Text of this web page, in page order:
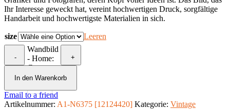
Ihr Interesse geweckt hat, vereint hochwertigen Druck, sorgfältige
Handarbeit und hochwertigste Materialien in sich.
size Leeren
-
Wandbild
- Home:
Green
Menge
+
In den Warenkorb
Email to a friend
Artikelnummer: A1-N6375 [12124420] Kategorie: Vintage